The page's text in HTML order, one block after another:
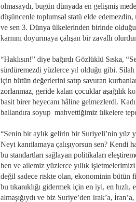
olmasaydı, bugün dünyada en gelişmiş
düşüncenle toplumsal statü elde
ve sen 3. Dünya ülkelerinden birinde
karnını doyurmaya çalışan bir zavallı
“Haklısın!” diye bağırdı Gözlüklü Sıska,
sürdüremezdi yüzlerce yıl olduğu gibi.
için bütün değerlerini satıp savuran
zorlanmaz, geride kalan çocuklar aşağılık
basit birer heyecanı hâline gelmezlerdi.
ballandıra soyup mahvettiğimiz ülkelere
“Senin bir aylık gelirin bir Suriyeli’nin yüz
Neyi kanıtlamaya çalışıyorsun sen? Kendi
bu standartları sağlayan politikaları
ben ve ailemiz yüzlerce yıllık
değil sadece riskte olan, ekonominin bütün
bu tıkanıklığı gidermek için en iyi, en
almaşığıydı ve biz Suriye’den Irak’a,